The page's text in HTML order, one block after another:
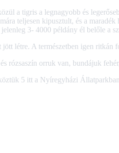
a tigris a legnagyobb és
teljesen kipusztult, és a
3- 4000 példány él belőle a
létre. A természetben igen
rózsaszín orruk van, bundájuk
5 itt a Nyíregyházi